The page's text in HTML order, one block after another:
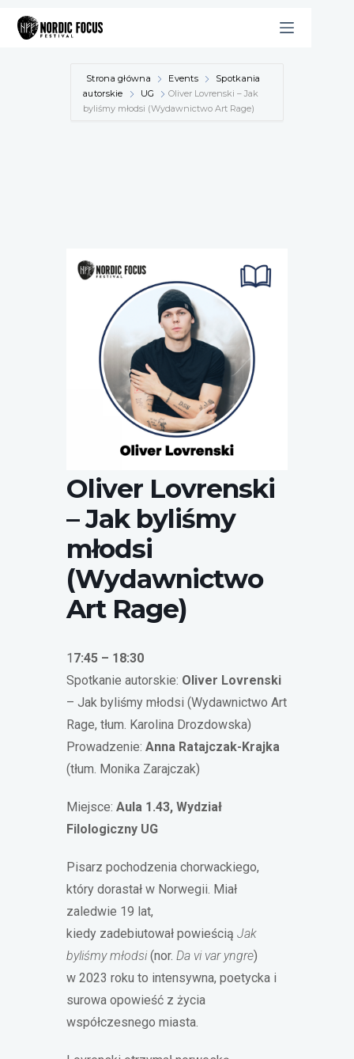
treści
Strona główna Events
Spotkania
autorskie
UG
Oliver Lovrenski – Jak
byliśmy młodsi (Wydawnictwo Art Rage)
Oliver Lovrenski
– Jak byliśmy
młodsi
(Wydawnictwo
Art Rage)
1 7:45 – 18:30
Spotkanie autorskie: Oliver Lovrenski
– Jak byliśmy młodsi (Wydawnictwo Art
Rage, tłum. Karolina Drozdowska)
Prowadzenie: Anna Ratajczak-Krajka
(tłum. Monika Zarajczak)
Miejsce: Aula 1.43, Wydział
Filologiczny UG
Pisarz pochodzenia chorwackiego,
który dorastał w Norwegii. Miał
zaledwie 19 lat,
kiedy zadebiutował powieścią Jak
byliśmy młodsi(nor. Da vi var yngre)
w 2023 roku to intensywna, poetycka i
surowa opowieść z życia
współczesnego miasta.